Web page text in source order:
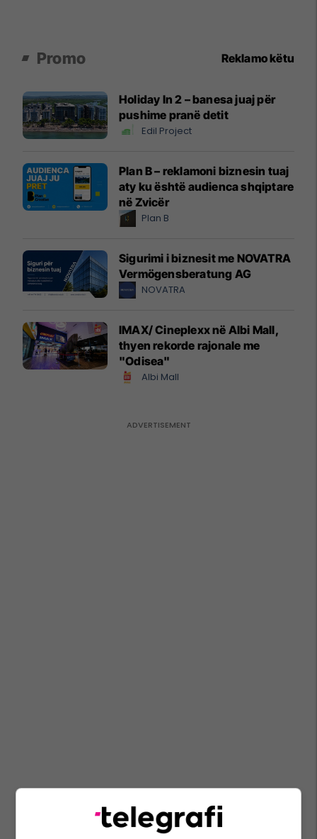
Promo Reklamo këtu
Holiday In 2 – banesa juaj për
pushime pranë detit
Edil Project
Plan B – reklamoni biznesin tuaj
aty ku është audienca shqiptare
në Zvicër
Plan B
Sigurimi i biznesit me NOVATRA
Vermögensberatung AG
NOVATRA
IMAX/ Cineplexx në Albi Mall,
thyen rekorde rajonale me
"Odisea"
Albi Mall